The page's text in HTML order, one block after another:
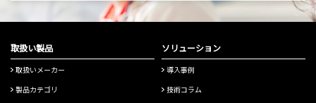
取扱い製品
取扱いメーカー
製品カテゴリ
ソリューション
導入事例
技術コラム